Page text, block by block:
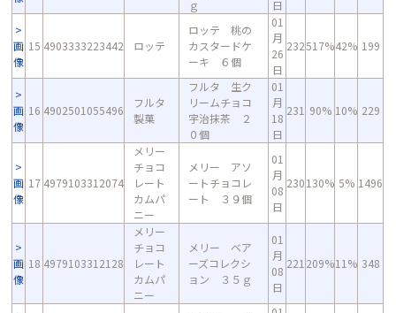
ｇ
日
画
像
15 4903333223442 ロッテ
ロッテ 桃の
カスタードケ
ーキ ６個
01
月
26
日
232517%42% 199
画
像
16 4902501055496
フルタ
製菓
フルタ 生ク
リームチョコ
宇治抹茶 ２
０個
01
月
18
日
231 90% 10% 229
画
像
17 4979103312074
メリー
チョコ
レート
カムパ
ニー
メリー アソ
ートチョコレ
ート ３９個
01
月
08
日
230130% 5% 1496
画
像
18 4979103312128
メリー
チョコ
レート
カムパ
ニー
メリー ベア
ーズコレクシ
ョン ３５ｇ
01
月
08
日
221 209%11% 348